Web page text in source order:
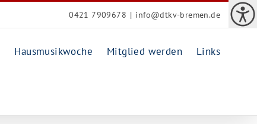
0421 7909678 | info@dtkv-bremen.de
Hausmusikwoche Mitglied werden Links